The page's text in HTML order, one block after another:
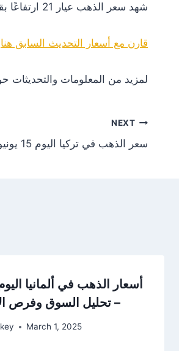
شهد سعر الذهب عيار 21 ارتفاعًا بقيمة 1.37€ مقارنة بالتحديث السابق. هذا التغير يعكس زيادة في الطلب أو تأثيرات إيجابية من الأسواق العالمية.
قارن مع أسعار التحديث السابق هنا
لمزيد من المعلومات والتحديثات
NEXT
سعر الذهب في تركيا اليوم 15 يونيو 2025
– تحليل السوق وفرص
March 1, 2025